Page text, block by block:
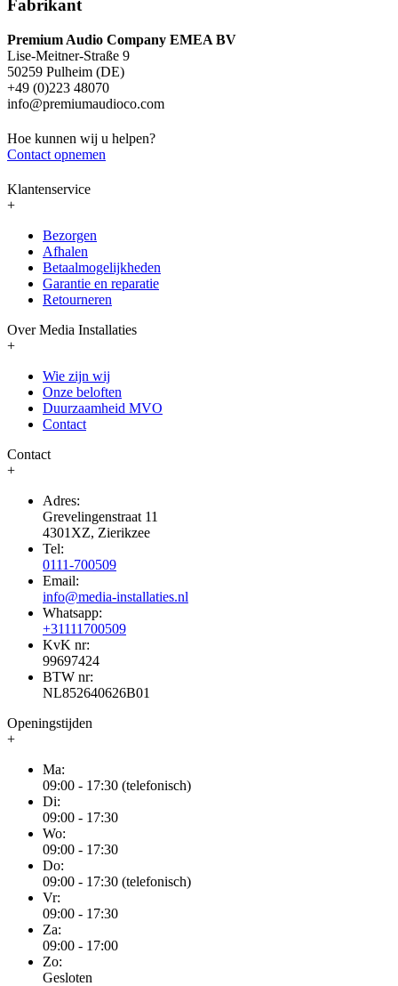
Fabrikant
Premium Audio Company EMEA BV
Lise-Meitner-Straße 9
50259 Pulheim (DE)
+49 (0)223 48070
info@premiumaudioco.com
Hoe kunnen wij u helpen?
Contact opnemen
Klantenservice
+
Bezorgen
Afhalen
Betaalmogelijkheden
Garantie en reparatie
Retourneren
Over Media Installaties
+
Wie zijn wij
Onze beloften
Duurzaamheid MVO
Contact
Contact
+
Adres:
Grevelingenstraat 11
4301XZ, Zierikzee
Tel:
0111-700509
Email:
info@media-installaties.nl
Whatsapp:
+31111700509
KvK nr:
99697424
BTW nr:
NL852640626B01
Openingstijden
+
Ma:
09:00 - 17:30 (telefonisch)
Di:
09:00 - 17:30
Wo:
09:00 - 17:30
Do:
09:00 - 17:30 (telefonisch)
Vr:
09:00 - 17:30
Za:
09:00 - 17:00
Zo:
Gesloten